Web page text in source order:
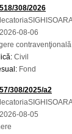
308/2026
2026-08-06
Civil
Fond
308/2025/a2
2026-08-05